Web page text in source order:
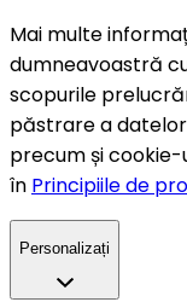
Mai multe
dumneavoastră
scopurile
păstrare a
precum și cookie-
în Principiile de
Personalizați